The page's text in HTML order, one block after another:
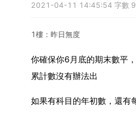
2021-04-11 14:45:54 字數
1樓：昨日無度
你確保你6月底的期末數平
累計數沒有辦法出
如果有科目的年初數，還有